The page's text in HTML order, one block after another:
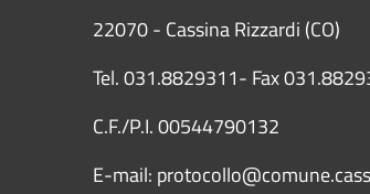
22070 - Cassina Rizzardi (CO)
Tel. 031.8829311- Fax
C.F./P.I. 00544790132
E-mail: